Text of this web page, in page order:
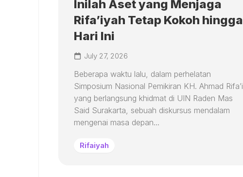
Inilah Aset yang Menjaga
Rifa’iyah Tetap Kokoh hingga
Hari Ini
July 27, 2026
Beberapa waktu lalu, dalam perhelatan
Simposium Nasional Pemikiran KH. Ahmad Rifa’i
yang berlangsung khidmat di UIN Raden Mas
Said Surakarta, sebuah diskursus mendalam
mengenai masa depan...
Rifaiyah